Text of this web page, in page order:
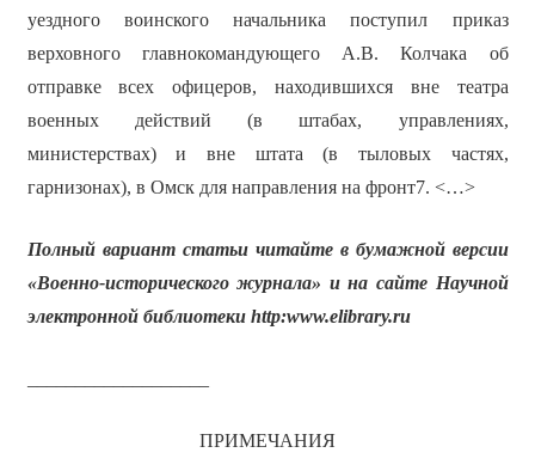
уездного воинского начальника поступил приказ
верховного главнокомандующего А.В. Колчака об
отправке всех офицеров, находившихся вне театра
военных действий (в штабах, управлениях,
министерствах) и вне штата (в тыловых частях,
гарнизонах), в Омск для направления на фронт7. <…>
Полный вариант статьи читайте в бумажной версии
«Военно-исторического журнала» и на сайте Научной
электронной библиотеки http:www.elibrary.ru
ПРИМЕЧАНИЯ